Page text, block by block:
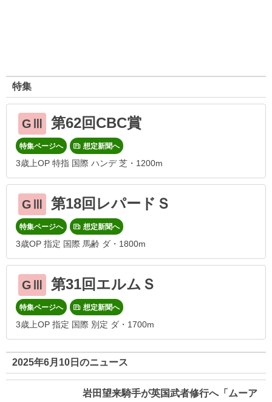
特集
GⅢ 第62回CBC賞
特集ページへ 想定新聞へ
3歳上OP 特指 国際 ハンデ 芝・1200m
GⅢ 第18回レパードＳ
特集ページへ 想定新聞へ
3歳OP 指定 国際 馬齢 ダ・1800m
GⅢ 第31回エルムＳ
特集ページへ 想定新聞へ
3歳上OP 指定 国際 別定 ダ・1700m
2025年6月10日のニュース
岩田望来騎手が英国武者修行へ「ムーア